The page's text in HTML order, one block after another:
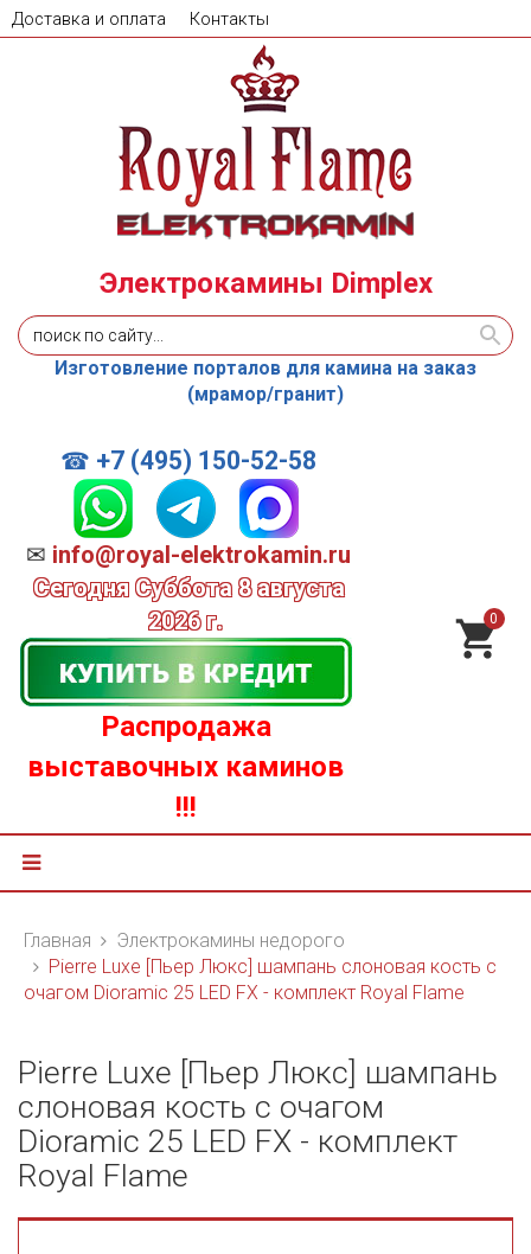
Доставка и оплата Контакты
☎ +7 (495) 150-52-58
✉ info@royal-elektrokamin.ru
Сегодня Суббота 8 августа
2026 г.
Распродажа
выставочных каминов
!!!
Электрокамины Dimplex
Изготовление порталов для камина на заказ
(мрамор/гранит)
0
Главная
Электрокамины недорого
Pierre Luxe [Пьер Люкс] шампань слоновая кость с
очагом Dioramic 25 LED FX - комплект Royal Flame
Pierre Luxe [Пьер Люкс] шампань
слоновая кость с очагом
Dioramic 25 LED FX - комплект
Royal Flame